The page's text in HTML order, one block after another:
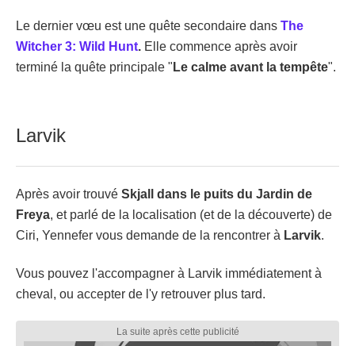
Le dernier vœu est une quête secondaire dans The
Witcher 3: Wild Hunt. Elle commence après avoir
terminé la quête principale " Le calme avant la tempête".
Larvik
Après avoir trouvé Skjall dans le puits du Jardin de
Freya, et parlé de la localisation (et de la découverte) de
Ciri, Yennefer vous demande de la rencontrer à Larvik.
Vous pouvez l'accompagner à Larvik immédiatement à
cheval, ou accepter de l'y retrouver plus tard.